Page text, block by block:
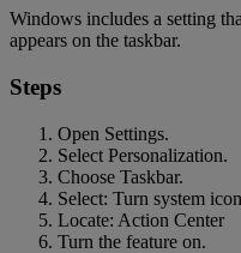
Windows includes a setting
appears on the taskbar.
Steps
Open Settings.
Select Personalization.
Choose Taskbar.
Select: Turn system
Locate: Action Center
Turn the feature on.